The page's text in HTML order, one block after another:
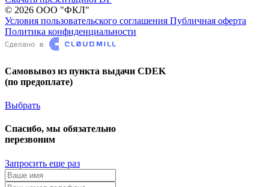
© 2026 ООО "ФКЛ"
Условия пользовательского соглашения Публичная оферта
Политика конфиденциальности
Самовывоз из пункта выдачи CDEK
(по предоплате)
Выбрать
Спасибо, мы обязательно
перезвоним
Запросить еще раз